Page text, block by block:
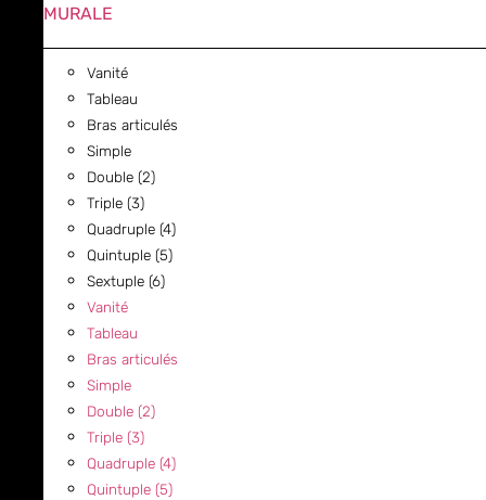
MURALE
Vanité
Tableau
Bras articulés
Simple
Double (2)
Triple (3)
Quadruple (4)
Quintuple (5)
Sextuple (6)
Vanité
Tableau
Bras articulés
Simple
Double (2)
Triple (3)
Quadruple (4)
Quintuple (5)